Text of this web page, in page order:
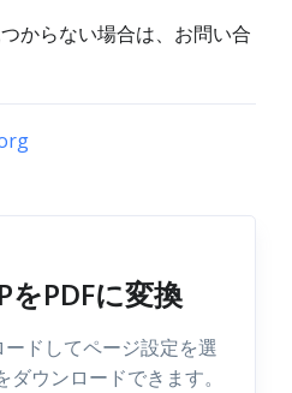
からない場合は、お問い合
をPDFに変換
ドしてページ設定を選
ウンロードできます。